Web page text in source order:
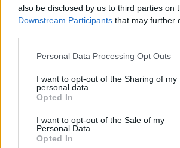
also be disclosed by us to third parties on
Downstream Participants that may further
Personal Data Processing Opt Outs
I want to opt-out of the Sharing of my
personal data.
Opted In
I want to opt-out of the Sale of my
Personal Data.
Opted In
Une autre raison pour laquelle une